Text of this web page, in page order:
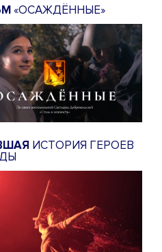
«ОСАЖДЁННЫЕ»
ИСТОРИЯ ГЕРОЕВ